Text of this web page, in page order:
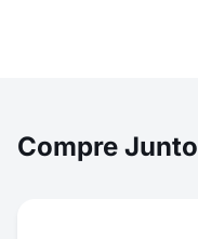
Compre Junto